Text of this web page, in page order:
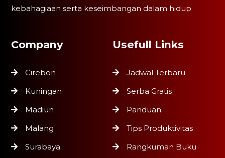
kebahagiaan serta keseimbangan dalam hidup
Company
Cirebon
Kuningan
Madiun
Malang
Surabaya
Usefull Links
Jadwal Terbaru
Serba Gratis
Panduan
Tips Produktivitas
Rangkuman Buku